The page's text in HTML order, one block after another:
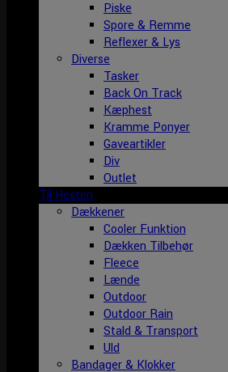
Piske
Spore & Remme
Reflexer & Lys
Diverse
Tasker
Back On Track
Kæphest
Kramme Ponyer
Gaveartikler
Div
Outlet
Til Hesten
Dækkener
Cooler Funktion
Dækken Tilbehør
Fleece
Lænde
Outdoor
Outdoor Rain
Stald & Transport
Uld
Bandager & Klokker